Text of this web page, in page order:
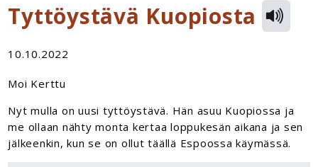
Tyttöystävä Kuopiosta
10.10.2022
Moi Kerttu
Nyt mulla on uusi tyttöystävä. Hän asuu Kuopiossa ja
me ollaan nähty monta kertaa loppukesän aikana ja sen
jälkeenkin, kun se on ollut täällä Espoossa käymässä.